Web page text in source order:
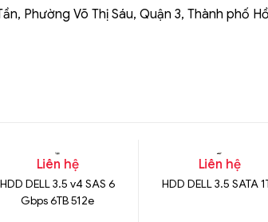
Phường Võ Thị Sáu, Quận 3, Thành phố
Liên hệ
HDD DELL 3.5 v4 SAS 6
Gbps 6TB 512e
Liên hệ
HDD DELL 3.5 SATA